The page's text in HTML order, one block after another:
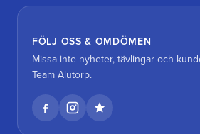
FÖLJ OSS & OMDÖMEN
Missa inte nyheter, tävlingar och
Team Alutorp.